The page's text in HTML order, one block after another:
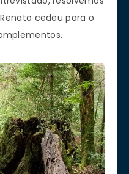
cedeu para o